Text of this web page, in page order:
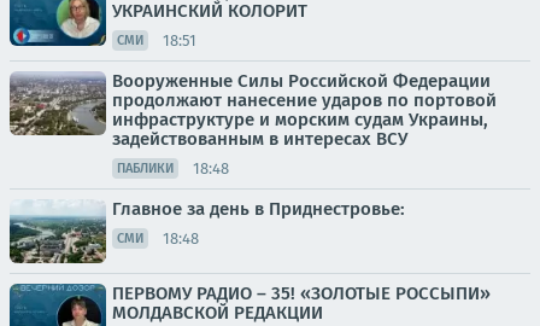
УКРАИНСКИЙ КОЛОРИТ
СМИ 18:51
Вооруженные Силы Российской Федерации
продолжают нанесение ударов по портовой
инфраструктуре и морским судам Украины,
задействованным в интересах ВСУ
ПАБЛИКИ 18:48
Главное за день в Приднестровье:
СМИ 18:48
ПЕРВОМУ РАДИО – 35! «ЗОЛОТЫЕ РОССЫПИ»
МОЛДАВСКОЙ РЕДАКЦИИ